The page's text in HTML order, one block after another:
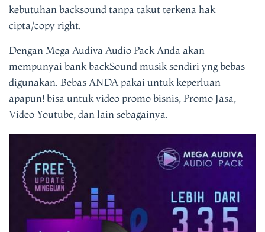
kebutuhan backsound tanpa takut terkena hak
cipta/copy right.
Dengan Mega Audiva Audio Pack Anda akan
mempunyai bank backSound musik sendiri yng bebas
digunakan. Bebas ANDA pakai untuk keperluan
apapun! bisa untuk video promo bisnis, Promo Jasa,
Video Youtube, dan lain sebagainya.